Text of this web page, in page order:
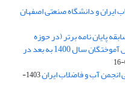
و دانشگاه صنعتی اصفهان
پایان نامه برتر (در حوزه
علوم و مهندسی آب و فاضلاب) ویژه دانش آموختگان سال 1400 به بعد در
انجمن آب و فاضلاب ایران
1403-